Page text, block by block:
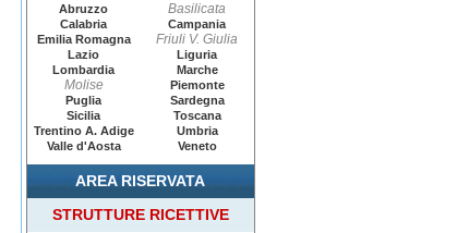
Abruzzo
Calabria
Emilia Romagna
Lazio
Lombardia
Molise
Puglia
Sicilia
Trentino A. Adige
Valle d'Aosta
Basilicata
Campania
Friuli V. Giulia
Liguria
Marche
Piemonte
Sardegna
Toscana
Umbria
Veneto
AREA RISERVATA
STRUTTURE RICETTIVE